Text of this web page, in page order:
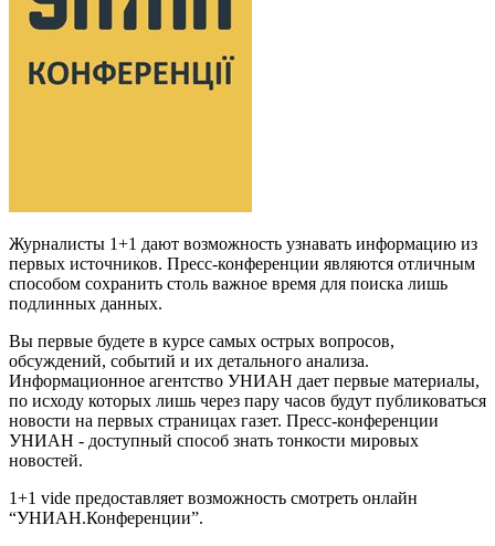
Журналисты 1+1 дают возможность узнавать информацию из
первых источников. Пресс-конференции являются отличным
способом сохранить столь важное время для поиска лишь
подлинных данных.
Вы первые будете в курсе самых острых вопросов,
обсуждений, событий и их детального анализа.
Информационное агентство УНИАН дает первые материалы,
по исходу которых лишь через пару часов будут публиковаться
новости на первых страницах газет. Пресс-конференции
УНИАН - доступный способ знать тонкости мировых
новостей.
1+1 vide предоставляет возможность смотреть онлайн
“УНИАН.Конференции”.